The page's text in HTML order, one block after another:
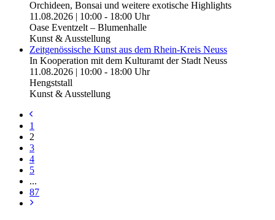
Orchideen, Bonsai und weitere exotische Highlights
11.08.2026 | 10:00 - 18:00 Uhr
Oase Eventzelt – Blumenhalle
Kunst & Ausstellung
Zeitgenössische Kunst aus dem Rhein-Kreis Neuss
In Kooperation mit dem Kulturamt der Stadt Neuss
11.08.2026 | 10:00 - 18:00 Uhr
Hengststall
Kunst & Ausstellung
1
2
3
4
5
...
87